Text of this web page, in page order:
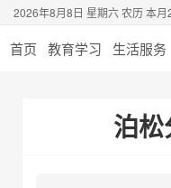
2026年8月8日 星期六 农历 本月
首页 教育学习 生活服务
泊